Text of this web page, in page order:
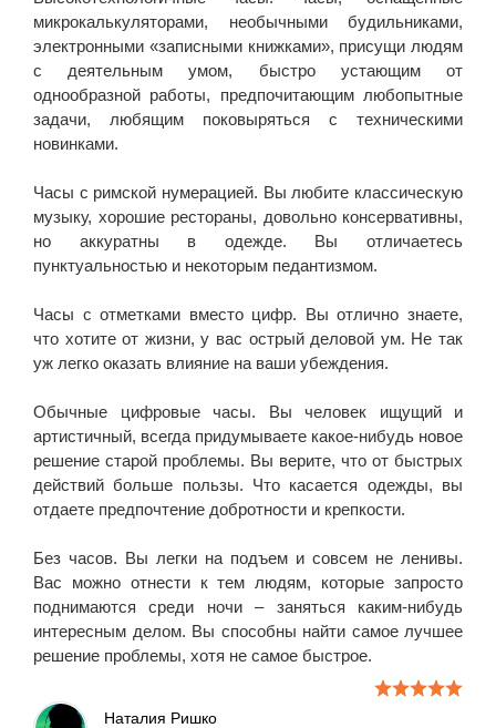
микрокалькуляторами, необычными будильниками,
электронными «записными книжками», присущи людям
с деятельным умом, быстро устающим от
однообразной работы, предпочитающим любопытные
задачи, любящим поковыряться с техническими
новинками.
Часы с римской нумерацией. Вы любите классическую
музыку, хорошие рестораны, довольно консервативны,
но аккуратны в одежде. Вы отличаетесь
пунктуальностью и некоторым педантизмом.
Часы с отметками вместо цифр. Вы отлично знаете,
что хотите от жизни, у вас острый деловой ум. Не так
уж легко оказать влияние на ваши убеждения.
Обычные цифровые часы. Вы человек ищущий и
артистичный, всегда придумываете какое-нибудь новое
решение старой проблемы. Вы верите, что от быстрых
действий больше пользы. Что касается одежды, вы
отдаете предпочтение добротности и крепкости.
Без часов. Вы легки на подъем и совсем не ленивы.
Вас можно отнести к тем людям, которые запросто
поднимаются среди ночи – заняться каким-нибудь
интересным делом. Вы способны найти самое лучшее
решение проблемы, хотя не самое быстрое.
Наталия Ришко